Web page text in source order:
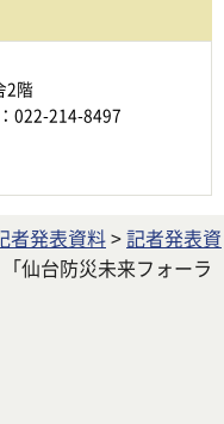
2階
022-214-8497
者発表資料>記者発表資
仙台防災未来フォーラ